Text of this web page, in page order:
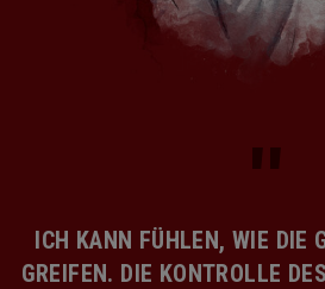
ICH KANN FÜHLEN, WIE DIE
GREIFEN. DIE KONTROLLE